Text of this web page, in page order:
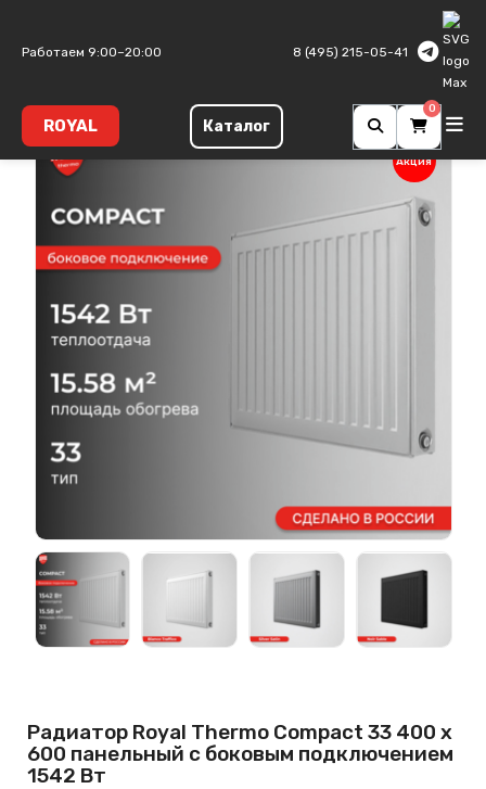
Работаем 9:00–20:00 8 (495) 215-05-41
ROYAL Каталог
0
Тип 33
Акция
Радиатор Royal Thermo Compact 33 400 х
600 панельный с боковым подключением
1542 Вт